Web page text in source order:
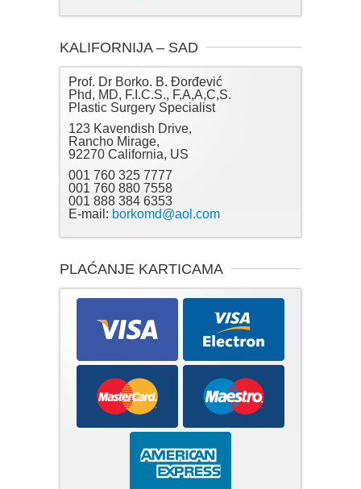
KALIFORNIJA – SAD
Prof. Dr Borko. B. Đorđević
Phd, MD, F.I.C.S., F,A,A,C,S.
Plastic Surgery Specialist
123 Kavendish Drive,
Rancho Mirage,
92270 California, US
001 760 325 7777
001 760 880 7558
001 888 384 6353
E-mail: borkomd@aol.com
PLAĆANJE KARTICAMA